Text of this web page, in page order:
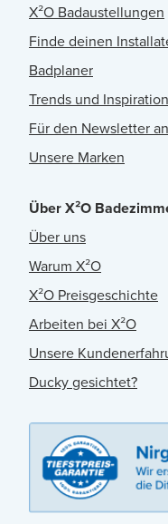
X²O Badaustellungen
Finde deinen
Badplaner
Trends und Inspiration
Für den Newsletter
Unsere Marken
Über X²O
Über uns
Warum X²O
X²O Preisgeschichte
Arbeiten bei X²O
Unsere
Ducky gesichtet?